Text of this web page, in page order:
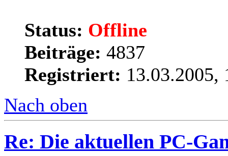
Status: Offline
Beiträge: 4837
Registriert: 13.03.2005,
Nach oben
Re: Die aktuellen PC-